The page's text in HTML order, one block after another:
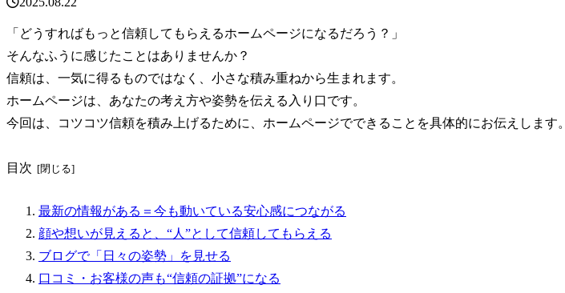
「どうすればもっと信頼してもらえるホームページになるだろう？」
そんなふうに感じたことはありませんか？
信頼は、一気に得るものではなく、小さな積み重ねから生まれます。
ホームページは、あなたの考え方や姿勢を伝える入り口です。
今回は、コツコツ信頼を積み上げるために、ホームページでできることを具体的にお伝えします。
目次
最新の情報がある＝今も動いている安心感につながる
顔や想いが見えると、“人”として信頼してもらえる
ブログで「日々の姿勢」を見せる
口コミ・お客様の声も“信頼の証拠”になる